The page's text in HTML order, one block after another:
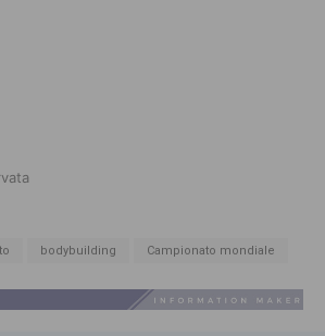
bodybuilding Campionato mondiale